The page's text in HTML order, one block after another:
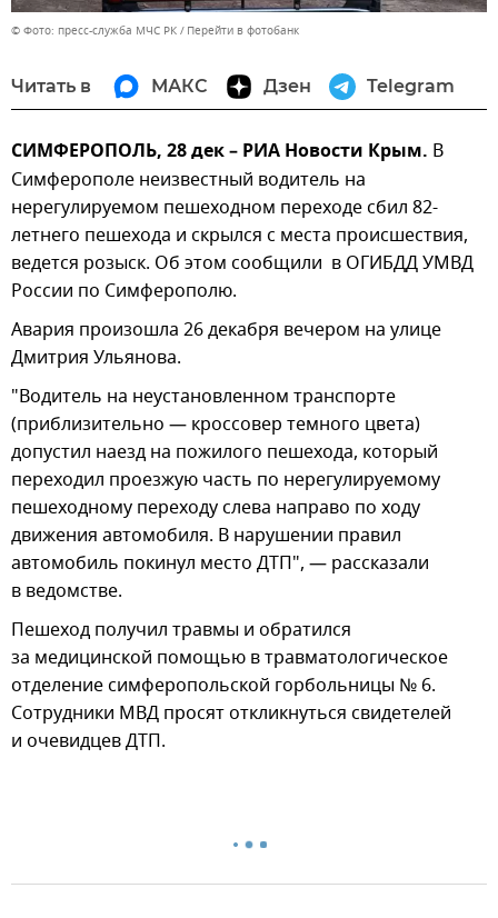
© Фото: пресс-служба МЧС РК Перейти в фотобанк
Читать в МАКС Дзен Telegram
СИМФЕРОПОЛЬ, 28 дек – РИА Новости Крым. В
Симферополе неизвестный водитель на
нерегулируемом пешеходном переходе сбил 82-
летнего пешехода и скрылся с места происшествия,
ведется розыск. Об этом сообщили в ОГИБДД УМВД
России по Симферополю.
Авария произошла 26 декабря вечером на улице
Дмитрия Ульянова.
"Водитель на неустановленном транспорте
(приблизительно — кроссовер темного цвета)
допустил наезд на пожилого пешехода, который
переходил проезжую часть по нерегулируемому
пешеходному переходу слева направо по ходу
движения автомобиля. В нарушении правил
автомобиль покинул место ДТП", — рассказали
в ведомстве.
Пешеход получил травмы и обратился
за медицинской помощью в травматологическое
отделение симферопольской горбольницы № 6.
Сотрудники МВД просят откликнуться свидетелей
и очевидцев ДТП.